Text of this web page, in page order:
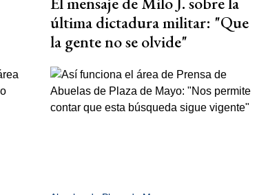
última dictadura militar: "Que
la gente no se olvide"